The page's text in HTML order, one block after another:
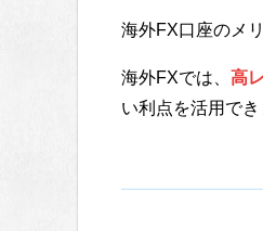
海外FX口座のメ
海外FXでは、 高
い利点を活用でき